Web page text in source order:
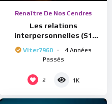
Renaître De Nos Cendres
Les relations
interpersonnelles (S1
Viter7960
4 Années
Passés
2 1K